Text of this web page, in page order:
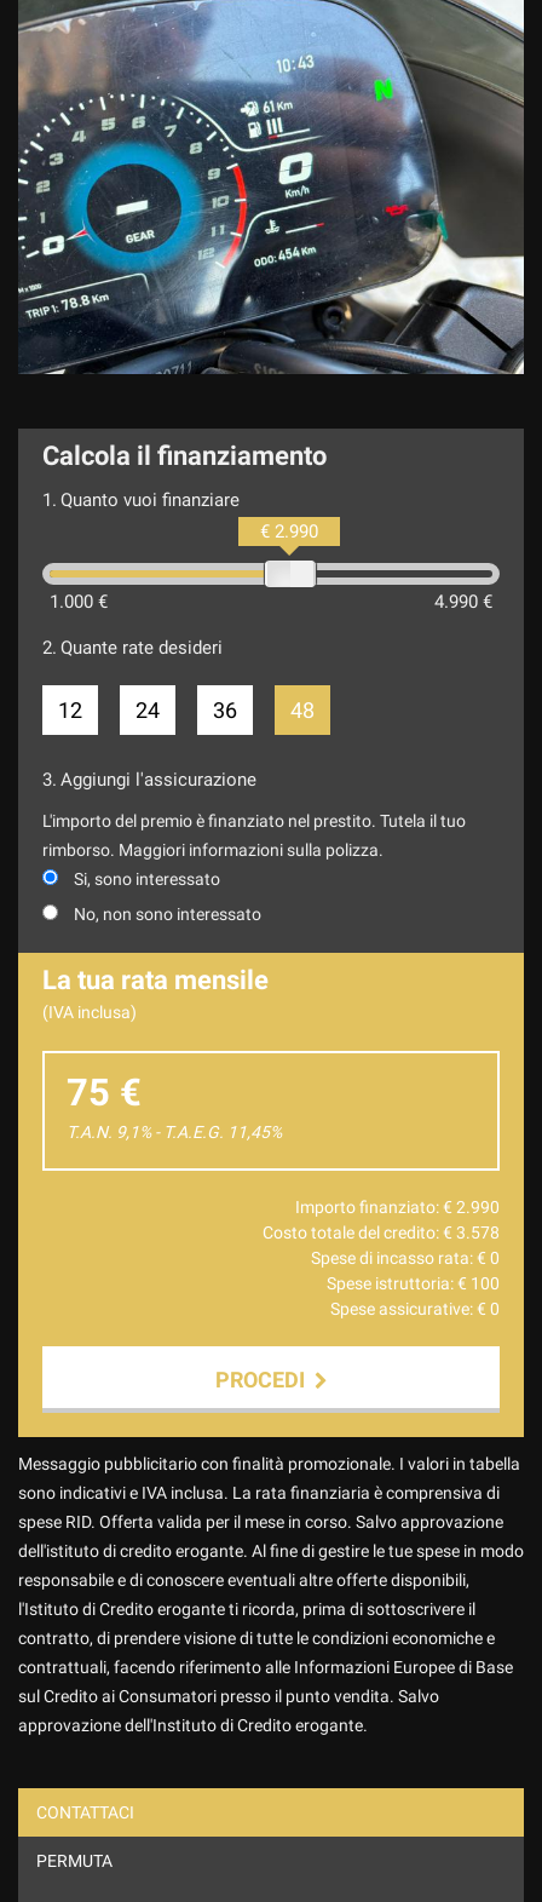
Calcola il finanziamento
1. Quanto vuoi finanziare
1.000 € 4.990 €
€ 2.990
2. Quante rate desideri
12 24 36 48
3. Aggiungi l'assicurazione
L'importo del premio è finanziato nel prestito. Tutela il tuo
rimborso. Maggiori informazioni sulla polizza.
Si, sono interessato
No, non sono interessato
La tua rata mensile
(IVA inclusa)
75 €
T.A.N. 9,1% - T.A.E.G. 11,45%
Importo finanziato: € 2.990
Costo totale del credito: € 3.578
Spese di incasso rata: € 0
Spese istruttoria: € 100
Spese assicurative: € 0
PROCEDI
Contattaci
Ho letto e accetto
Messaggio pubblicitario con finalità promozionale. I valori in tabella
sono indicativi e IVA inclusa. La rata finanziaria è comprensiva di
spese RID. Offerta valida per il mese in corso. Salvo approvazione
dell'istituto di credito erogante. Al fine di gestire le tue spese in modo
responsabile e di conoscere eventuali altre offerte disponibili,
l'Istituto di Credito erogante ti ricorda, prima di sottoscrivere il
contratto, di prendere visione di tutte le condizioni economiche e
contrattuali, facendo riferimento alle Informazioni Europee di Base
sul Credito ai Consumatori presso il punto vendita. Salvo
approvazione dell'Instituto di Credito erogante.
CONTATTACI
PERMUTA